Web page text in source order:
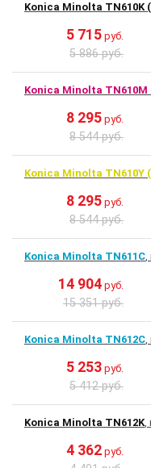
Konica Minolta TN610K
5 715 руб.
5 886 руб.
Konica Minolta TN610M
8 295 руб.
8 544 руб.
Konica Minolta TN610Y
8 295 руб.
8 544 руб.
Konica Minolta TN611C,
14 904 руб.
15 351 руб.
Konica Minolta TN612C,
5 253 руб.
5 412 руб.
Konica Minolta TN612K,
4 362 руб.